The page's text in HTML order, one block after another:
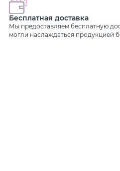
Бесплатная доставка
Мы предоставляем бесплатную
могли наслаждаться продукцией